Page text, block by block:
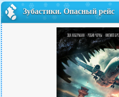
Зубастики. Опасный рейс